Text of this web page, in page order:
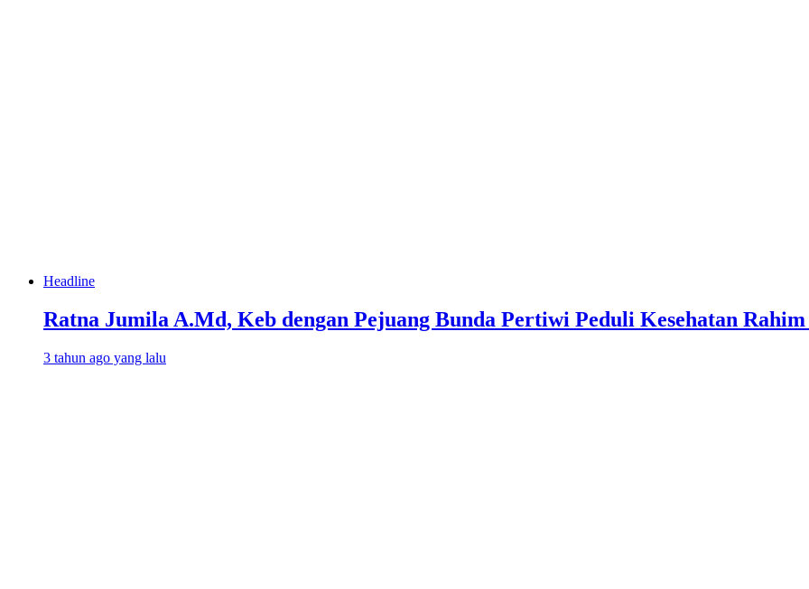
Headline
Ratna Jumila A.Md, Keb dengan Pejuang Bunda Pertiwi Peduli Kesehatan
3 tahun ago yang lalu